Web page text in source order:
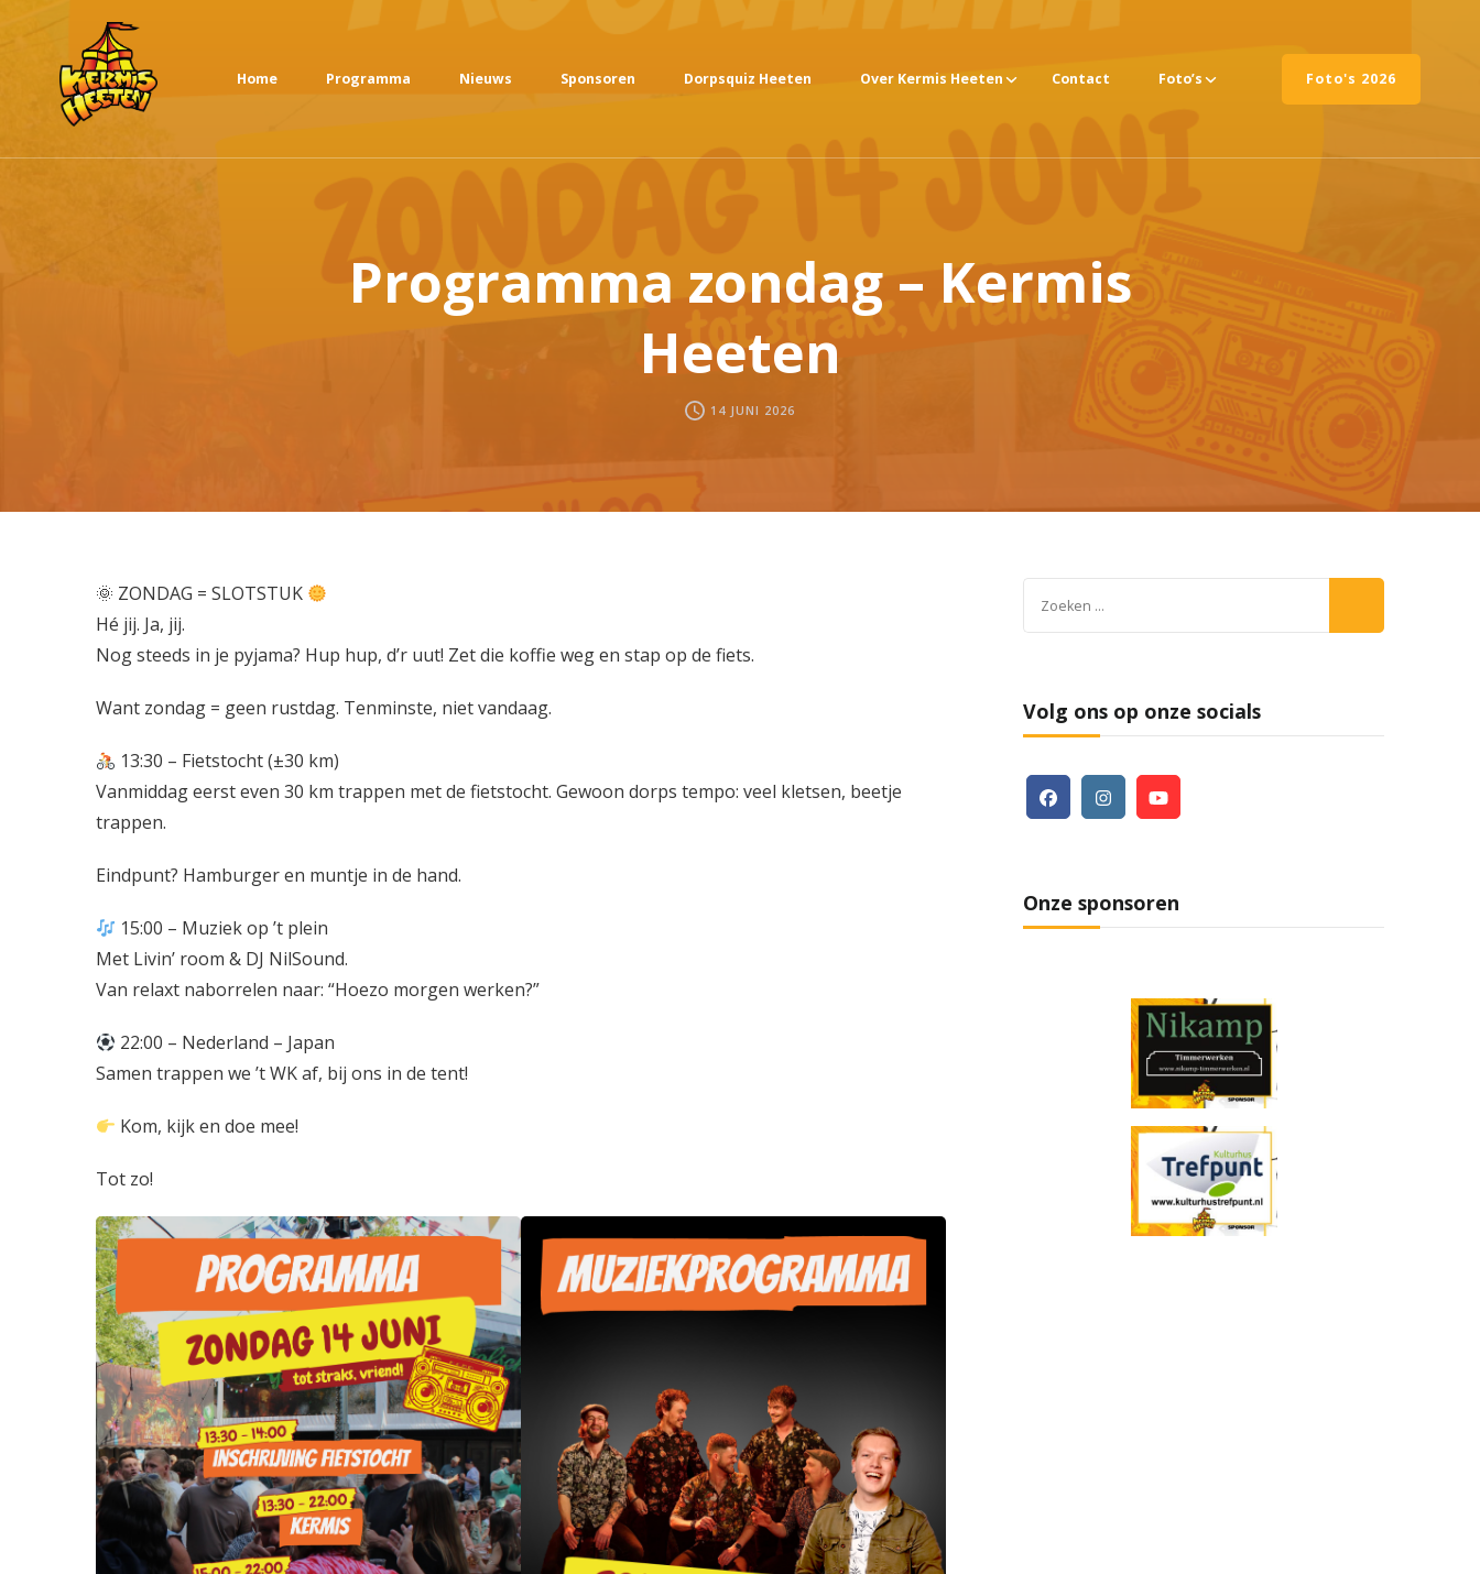
Home Programma Nieuws Sponsoren Dorpsquiz Heeten Over Kermis Heeten Contact Foto’s Foto's 2026
Programma zondag – Kermis
Heeten
14 JUNI 2026
 ZONDAG = SLOTSTUK
Hé jij. Ja, jij.
Nog steeds in je pyjama? Hup hup, d’r uut! Zet die koffie weg en stap op de fiets.
Want zondag = geen rustdag. Tenminste, niet vandaag.
‍ 13:30 – Fietstocht (±30 km)
Vanmiddag eerst even 30 km trappen met de fietstocht. Gewoon dorps tempo: veel kletsen, beetje
trappen.
Eindpunt? Hamburger en muntje in de hand.
15:00 – Muziek op ’t plein
Met Livin’ room & DJ NilSound.
Van relaxt naborrelen naar: “Hoezo morgen werken?”
22:00 – Nederland – Japan
Samen trappen we ’t WK af, bij ons in de tent!
Kom, kijk en doe mee!
Tot zo!
Volg ons op onze socials
Onze sponsoren